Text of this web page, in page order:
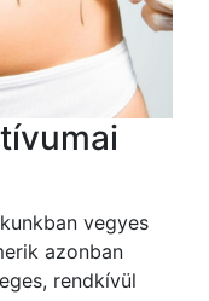
vegyes
azonban
rendkívül